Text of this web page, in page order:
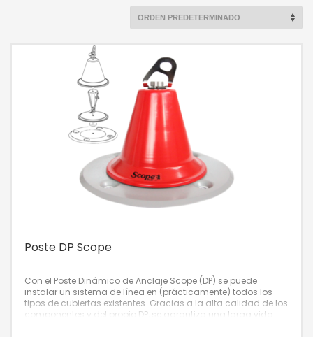
Poste DP Scope
Con el Poste Dinámico de Anclaje Scope (DP) se puede
instalar un sistema de línea en (prácticamente) todos los
tipos de cubiertas existentes. Gracias a la alta calidad de los
componentes y del propio DP, se garantiza una larga vida